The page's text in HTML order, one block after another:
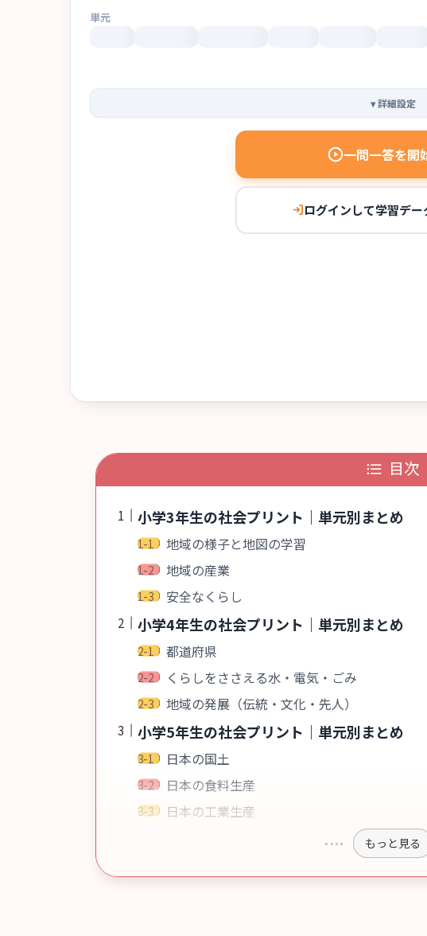
単元
▾詳細設定
一問一答を開
ログインして学習デー
目次
小学3年生の社会プリント｜単元別まとめ
地域の様子と地図の学習
地域の産業
安全なくらし
小学4年生の社会プリント｜単元別まとめ
都道府県
くらしをささえる水・電気・ごみ
地域の発展（伝統・文化・先人）
小学5年生の社会プリント｜単元別まとめ
日本の国土
日本の食料生産
日本の工業生産
もっと見る